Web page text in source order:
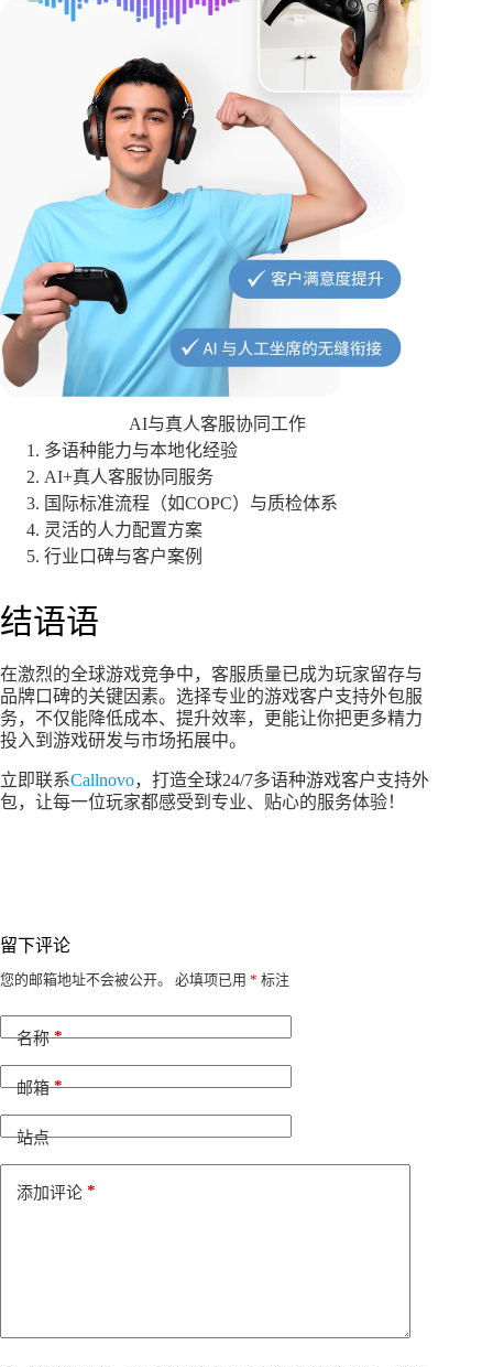
AI与真人客服协同工作
多语种能力与本地化经验
AI+真人客服协同服务
国际标准流程（如COPC）与质检体系
灵活的人力配置方案
行业口碑与客户案例
结语语
在激烈的全球游戏竞争中，客服质量已成为玩家留存与
品牌口碑的关键因素。选择专业的游戏客户支持外包服
务，不仅能降低成本、提升效率，更能让你把更多精力
投入到游戏研发与市场拓展中。
立即联系Callnovo，打造全球24/7多语种游戏客户支持外
包，让每一位玩家都感受到专业、贴心的服务体验！
留下评论
您的邮箱地址不会被公开。 必填项已用 * 标注
名称*
邮箱*
站点
添加评论 *
A
t
e
t
i